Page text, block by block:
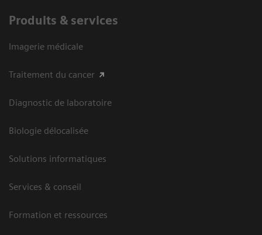
Produits & services
Imagerie médicale
Traitement du cancer
Diagnostic de laboratoire
Biologie délocalisée
Solutions informatiques
Services & conseil
Formation et ressources